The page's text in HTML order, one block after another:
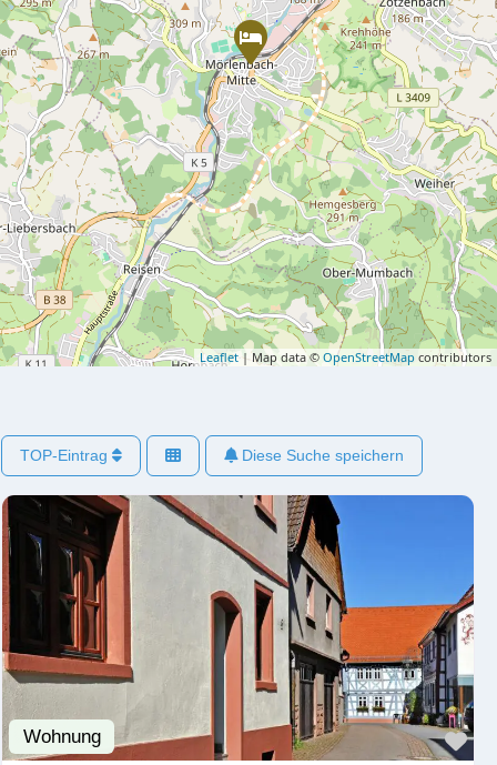
Leaflet | Map data © OpenStreetMap contributors
TOP-Eintrag Diese Suche speichern
Wohnung